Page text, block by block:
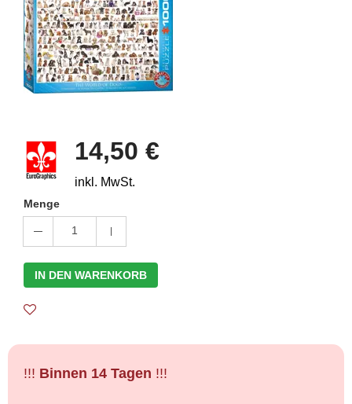
14,50 €
inkl. MwSt.
Menge
1
IN DEN WARENKORB
!!! Binnen 14 Tagen !!!